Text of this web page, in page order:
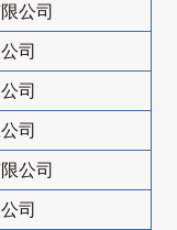
公司
司
司
司
公司
司